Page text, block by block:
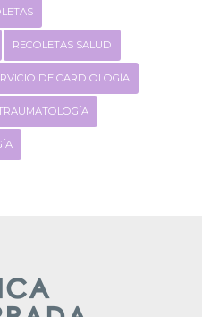
RECOLETAS SALUD
DE CARDIOLOGÍA